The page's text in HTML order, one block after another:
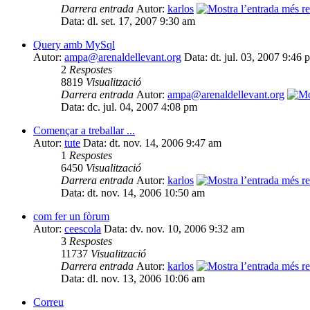
Darrera entrada Autor: karlos
Data: dl. set. 17, 2007 9:30 am
Query amb MySql
Autor: ampa@arenaldellevant.org Data: dt. jul. 03, 2007 9:46
2 Respostes
8819 Visualització
Darrera entrada Autor: ampa@arenaldellevant.org
Data: dc. jul. 04, 2007 4:08 pm
Començar a treballar ...
Autor: tute Data: dt. nov. 14, 2006 9:47 am
1 Respostes
6450 Visualització
Darrera entrada Autor: karlos
Data: dt. nov. 14, 2006 10:50 am
com fer un fòrum
Autor: ceescola Data: dv. nov. 10, 2006 9:32 am
3 Respostes
11737 Visualització
Darrera entrada Autor: karlos
Data: dl. nov. 13, 2006 10:06 am
Correu